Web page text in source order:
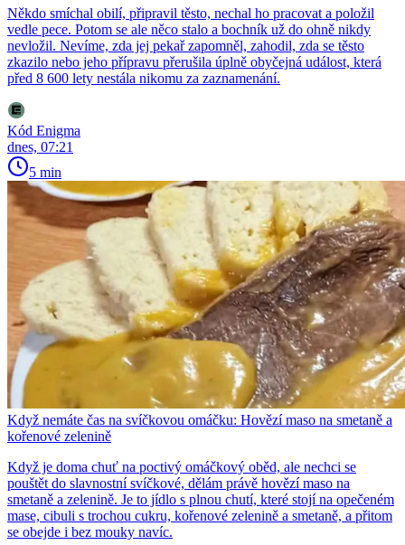
Někdo smíchal obilí, připravil těsto, nechal ho pracovat a položil
vedle pece. Potom se ale něco stalo a bochník už do ohně nikdy
nevložil. Nevíme, zda jej pekař zapomněl, zahodil, zda se těsto
zkazilo nebo jeho přípravu přerušila úplně obyčejná událost, která
před 8 600 lety nestála nikomu za zaznamenání.
Kód Enigma
dnes, 07:21
5 min
Když nemáte čas na svíčkovou omáčku: Hovězí maso na smetaně a
kořenové zelenině
Když je doma chuť na poctivý omáčkový oběd, ale nechci se
pouštět do slavnostní svíčkové, dělám právě hovězí maso na
smetaně a zelenině. Je to jídlo s plnou chutí, které stojí na opečeném
mase, cibuli s trochou cukru, kořenové zelenině a smetaně, a přitom
se obejde i bez mouky navíc.